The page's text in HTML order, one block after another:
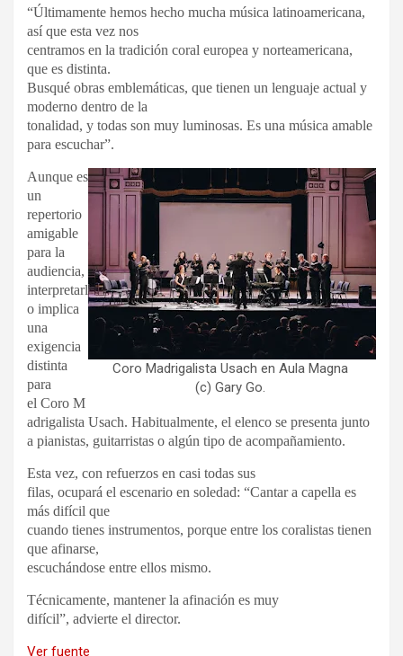
“Últimamente hemos hecho mucha música latinoamericana,
así que esta vez nos
centramos en la tradición coral europea y norteamericana,
que es distinta.
Busqué obras emblemáticas, que tienen un lenguaje actual y
moderno dentro de la
tonalidad, y todas son muy luminosas. Es una música amable
para escuchar”.
Coro Madrigalista Usach en Aula Magna
(c) Gary Go.
Aunque es
un
repertorio
amigable
para la
audiencia,
interpretarl
o implica
una
exigencia
distinta
para
el Coro M
adrigalista Usach. Habitualmente, el elenco se presenta junto
a pianistas, guitarristas o algún tipo de acompañamiento.
Esta vez, con refuerzos en casi todas sus
filas, ocupará el escenario en soledad: “Cantar a capella es
más difícil que
cuando tienes instrumentos, porque entre los coralistas tienen
que afinarse,
escuchándose entre ellos mismo.
Técnicamente, mantener la afinación es muy
difícil”, advierte el director.
Ver fuente